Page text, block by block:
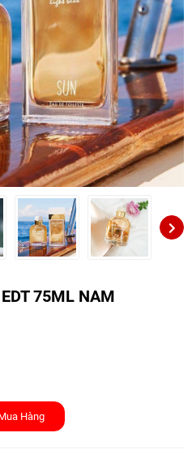
75ML NAM
Hàng